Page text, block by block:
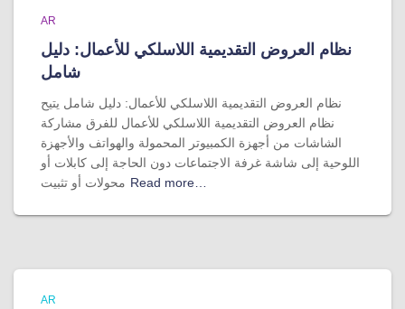
AR
نظام العروض التقديمية اللاسلكي للأعمال: دليل
شامل
نظام العروض التقديمية اللاسلكي للأعمال: دليل شامل يتيح
نظام العروض التقديمية اللاسلكي للأعمال للفرق مشاركة
الشاشات من أجهزة الكمبيوتر المحمولة والهواتف والأجهزة
اللوحية إلى شاشة غرفة الاجتماعات دون الحاجة إلى كابلات أو
محولات أو تثبيت Read more…
AR